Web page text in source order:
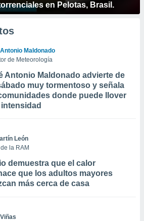
en Pelotas, Brasil.
Maldonado
de Meteorología
Antonio Maldonado advierte de
muy tormentoso y señala
donde puede llover
León
la RAM
demuestra que el calor
que los adultos mayores
más cerca de casa